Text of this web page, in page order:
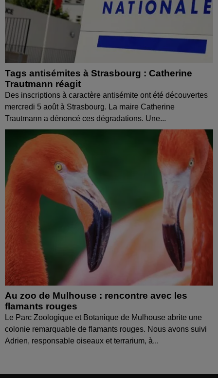
Tags antisémites à Strasbourg : Catherine
Trautmann réagit
Des inscriptions à caractère antisémite ont été découvertes
mercredi 5 août à Strasbourg. La maire Catherine
Trautmann a dénoncé ces dégradations. Une...
Au zoo de Mulhouse : rencontre avec les
flamants rouges
Le Parc Zoologique et Botanique de Mulhouse abrite une
colonie remarquable de flamants rouges. Nous avons suivi
Adrien, responsable oiseaux et terrarium, à...